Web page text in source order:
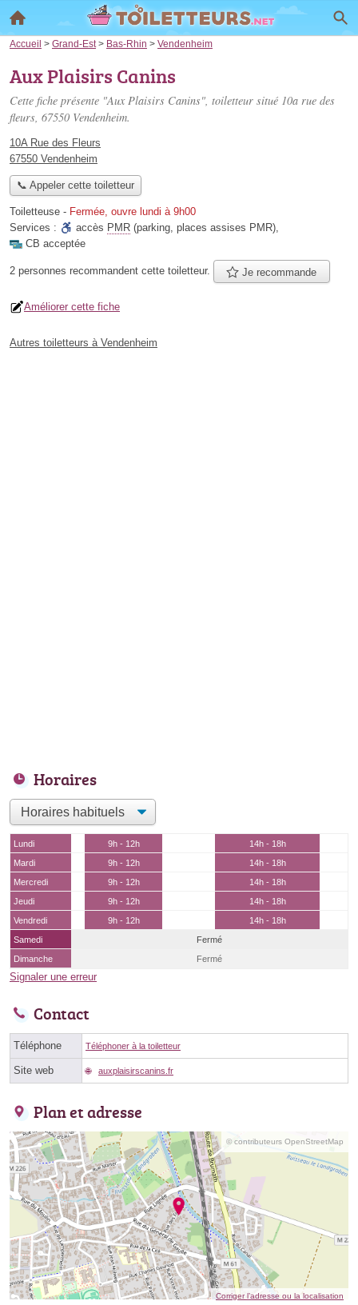
Accueil > Grand-Est > Bas-Rhin > Vendenheim
Aux Plaisirs Canins
Cette fiche présente "Aux Plaisirs Canins", toiletteur situé 10a rue des
fleurs, 67550 Vendenheim.
10A Rue des Fleurs
67550 Vendenheim
📞 Appeler cette toiletteur
Toiletteuse - Fermée, ouvre lundi à 9h00
Services :
accès PMR (parking, places assises PMR),
CB acceptée
2 personnes recommandent cette toiletteur. Je recommande
Améliorer cette fiche
Autres toiletteurs à Vendenheim
Horaires
Lundi 9h - 12h
14h - 18h
Mardi
9h - 12h
14h - 18h
Mercredi
9h - 12h
14h - 18h
Jeudi
9h - 12h
14h - 18h
Vendredi
9h - 12h
14h - 18h
Samedi
Fermé
Dimanche
Fermé
Signaler une erreur
Contact
Téléphone Téléphoner à la toiletteur
Site web auxplaisirscanins.fr
Plan et adresse
© contributeurs OpenStreetMap
Corriger l’adresse ou la localisation